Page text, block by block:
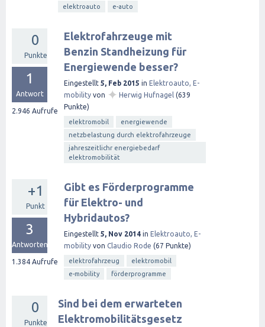
elektroauto
e-auto
0
Punkte
1
Antwort
2.946 Aufrufe
Elektrofahrzeuge mit
Benzin Standheizung für
Energiewende besser?
Eingestellt 5, Feb 2015 in Elektroauto, E-
mobility von ✦ Herwig Hufnagel (639
Punkte)
elektromobil
energiewende
netzbelastung durch elektrofahrzeuge
jahreszeitlichr energiebedarf
elektromobilität
+1
Punkt
3
Antworten
1.384 Aufrufe
Gibt es Förderprogramme
für Elektro- und
Hybridautos?
Eingestellt 5, Nov 2014 in Elektroauto, E-
mobility von Claudio Rode (67 Punkte)
elektrofahrzeug
elektromobil
e-mobility
förderprogramme
0
Punkte
Sind bei dem erwarteten
Elektromobilitätsgesetz